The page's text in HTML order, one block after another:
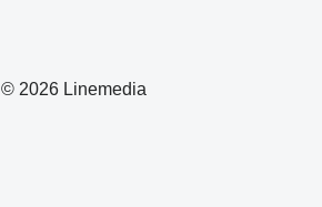
© 2026 Linemedia